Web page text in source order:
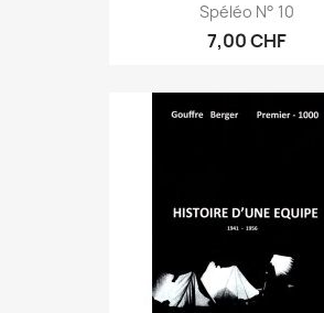
Spéléo N° 10
7,00 CHF